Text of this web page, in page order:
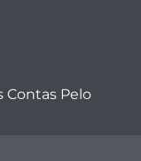
Contas Pelo